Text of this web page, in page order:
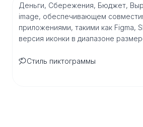
Деньги, Сбережения, Бюджет,
image, обеспечивающем
приложениями, такими как Figma,
версия иконки в диапазоне
Стиль пиктограммы